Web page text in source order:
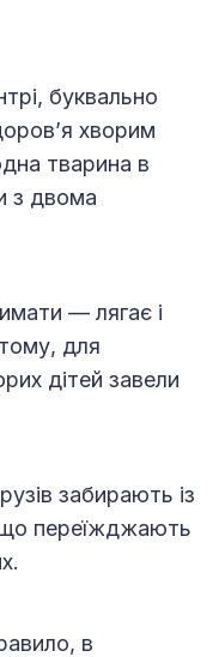
буквально
хворим
тварина в
з двома
— лягає і
для
дітей завели
забирають із
переїжджають
в